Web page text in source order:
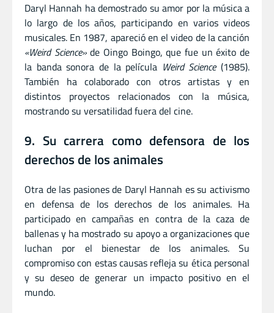
Daryl Hannah ha demostrado su amor por la música a
lo largo de los años, participando en varios videos
musicales. En 1987, apareció en el video de la canción
«Weird Science»de Oingo Boingo, que fue un éxito de
la banda sonora de la película Weird Science(1985).
También ha colaborado con otros artistas y en
distintos proyectos relacionados con la música,
mostrando su versatilidad fuera del cine.
9. Su carrera como defensora de los
derechos de los animales
Otra de las pasiones de Daryl Hannah es su activismo
en defensa de los derechos de los animales. Ha
participado en campañas en contra de la caza de
ballenas y ha mostrado su apoyo a organizaciones que
luchan por el bienestar de los animales. Su
compromiso con estas causas refleja su ética personal
y su deseo de generar un impacto positivo en el
mundo.